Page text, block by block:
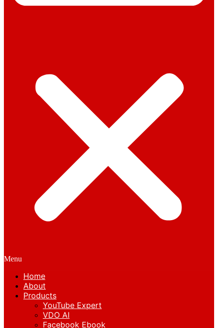
Menu
Home
About
Products
YouTube Expert
VDO AI
Facebook Ebook